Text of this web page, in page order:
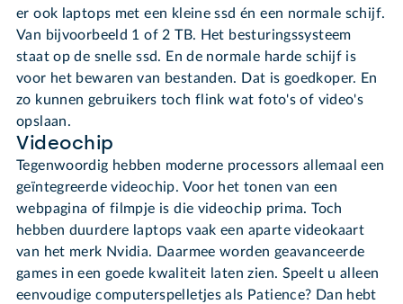
er ook laptops met een kleine ssd én een normale schijf.
Van bijvoorbeeld 1 of 2 TB. Het besturingssysteem
staat op de snelle ssd. En de normale harde schijf is
voor het bewaren van bestanden. Dat is goedkoper. En
zo kunnen gebruikers toch flink wat foto's of video's
opslaan.
Videochip
Tegenwoordig hebben moderne processors allemaal een
geïntegreerde videochip. Voor het tonen van een
webpagina of filmpje is die videochip prima. Toch
hebben duurdere laptops vaak een aparte videokaart
van het merk Nvidia. Daarmee worden geavanceerde
games in een goede kwaliteit laten zien. Speelt u alleen
eenvoudige computerspelletjes als Patience? Dan hebt